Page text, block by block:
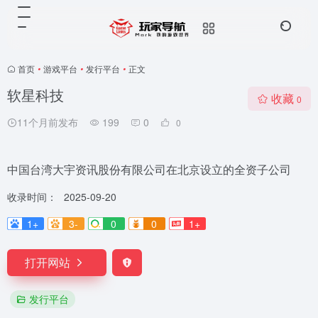
首页 • 游戏平台 • 发行平台 • 正文
软星科技
11个月前发布 199 0 0
收藏 0
中国台湾大宇资讯股份有限公司在北京设立的全资子公司
收录时间：
2025-09-20
1+
3- 0 0 1+
打开网站
发行平台